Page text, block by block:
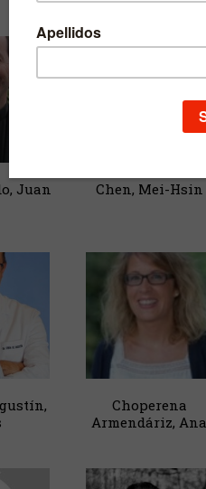
Juan Chen, Mei-Hsin
Choperena
Armendáriz, Ana